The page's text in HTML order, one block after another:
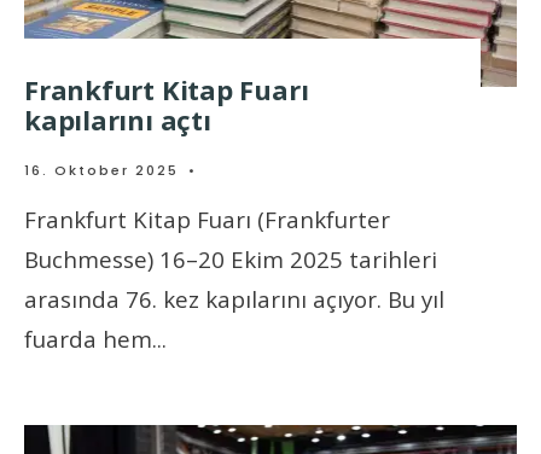
Frankfurt Kitap Fuarı
kapılarını açtı
16. Oktober 2025 •
Frankfurt Kitap Fuarı (Frankfurter
Buchmesse) 16–20 Ekim 2025 tarihleri
arasında 76. kez kapılarını açıyor. Bu yıl
fuarda hem...